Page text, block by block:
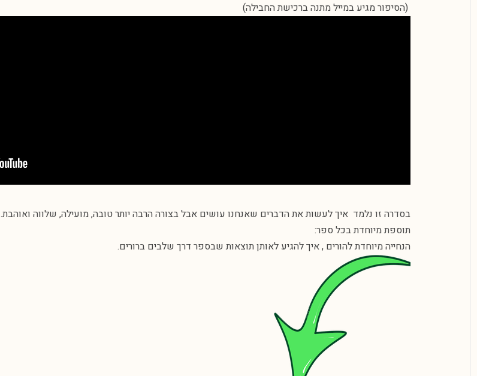
(הסיפור מגיע במייל מתנה ברכישת החבילה)
בסדרה זו נלמד איך לעשות את הדברים שאנחנו עושים אבל בצורה הרבה יותר טובה, מועילה, שלווה ואוהבת.
תוספת מיוחדת בכל ספר:
הנחייה מיוחדת להורים , איך להגיע לאותן תוצאות שבספר דרך שלבים ברורים.